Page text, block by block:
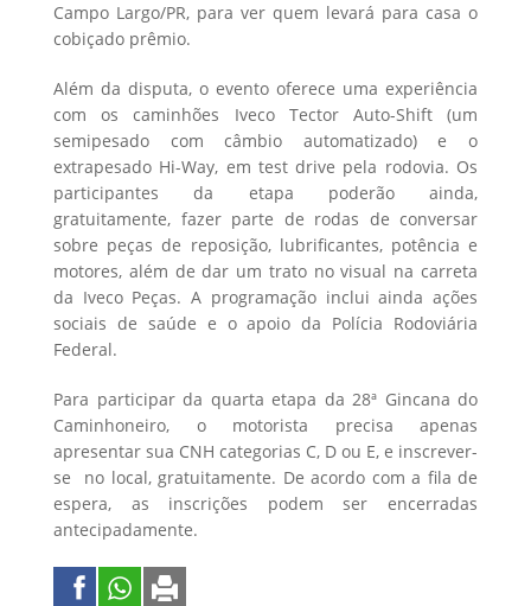
Campo Largo/PR, para ver quem levará para casa o
cobiçado prêmio.
Além da disputa, o evento oferece uma experiência
com os caminhões Iveco Tector Auto-Shift (um
semipesado com câmbio automatizado) e o
extrapesado Hi-Way, em test drive pela rodovia. Os
participantes da etapa poderão ainda,
gratuitamente, fazer parte de rodas de conversar
sobre peças de reposição, lubrificantes, potência e
motores, além de dar um trato no visual na carreta
da Iveco Peças. A programação inclui ainda ações
sociais de saúde e o apoio da Polícia Rodoviária
Federal.
Para participar da quarta etapa da 28ª Gincana do
Caminhoneiro, o motorista precisa apenas
apresentar sua CNH categorias C, D ou E, e inscrever-
se no local, gratuitamente. De acordo com a fila de
espera, as inscrições podem ser encerradas
antecipadamente.